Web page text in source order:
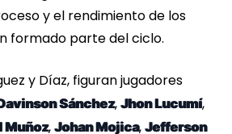
y el rendimiento de los
formado parte del ciclo.
y Díaz, figuran jugadores
Sánchez, Jhon Lucumí,
Muñoz, Johan Mojica, Jefferson